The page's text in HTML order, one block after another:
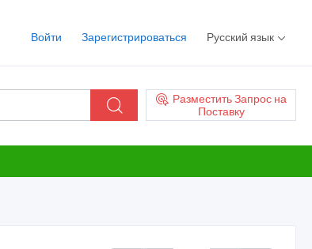
Войти Зарегистрироваться Русский язык
Разместить Запрос на
Поставку